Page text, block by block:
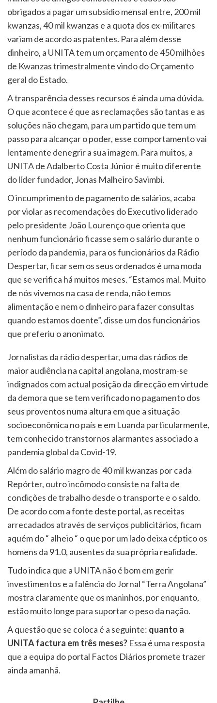
obrigados a pagar um subsídio mensal entre, 200 mil
kwanzas, 40 mil kwanzas e a quota dos ex-militares
variam de acordo as patentes. Para além desse
dinheiro, a UNITA tem um orçamento de 450 milhões
de Kwanzas trimestralmente vindo do Orçamento
geral do Estado.
A transparência desses recursos é ainda uma dúvida.
O que acontece é que as reclamações são tantas e as
soluções não chegam, para um partido que tem um
passo para alcançar o poder, esse comportamento vai
lentamente denegrir a sua imagem. Para muitos, a
UNITA de Adalberto Costa Júnior é muito diferente
do líder fundador, Jonas Malheiro Savimbi.
O incumprimento de pagamento de salários, acaba
por violar as recomendações do Executivo liderado
pelo presidente João Lourenço que orienta que
nenhum funcionário ficasse sem o salário durante o
período da pandemia, para os funcionários da Rádio
Despertar, ficar sem os seus ordenados é uma moda
que se verifica há muitos meses. “Estamos mal. Muito
de nós vivemos na casa de renda, não temos
alimentação e nem o dinheiro para fazer consultas
quando estamos doente”, disse um dos funcionários
que preferiu o anonimato.
Jornalistas da rádio despertar, uma das rádios de
maior audiência na capital angolana, mostram-se
indignados com actual posição da direcção em virtude
da demora que se tem verificado no pagamento dos
seus proventos numa altura em que a situação
socioeconômica no país e em Luanda particularmente,
tem conhecido transtornos alarmantes associado a
pandemia global da Covid-19.
Além do salário magro de 40 mil kwanzas por cada
Repórter, outro incômodo consiste na falta de
condições de trabalho desde o transporte e o saldo.
De acordo com a fonte deste portal, as receitas
arrecadados através de serviços publicitários, ficam
aquém do “ alheio “ o que por um lado deixa céptico os
homens da 91.0, ausentes da sua própria realidade.
Tudo indica que a UNITA não é bom em gerir
investimentos e a falência do Jornal “Terra Angolana”
mostra claramente que os maninhos, por enquanto,
estão muito longe para suportar o peso da nação.
A questão que se coloca é a seguinte: quanto a
UNITA factura em três meses? Essa é uma resposta
que a equipa do portal Factos Diários promete trazer
ainda amanhã.